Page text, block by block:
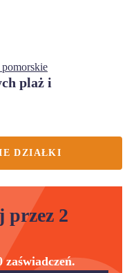
pomorskie
plaż i
DZIAŁKI
przez 2
zaświadczeń.